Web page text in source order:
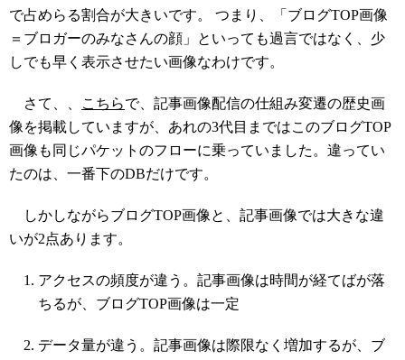
で占めらる割合が大きいです。 つまり、「ブログTOP画像
＝ブロガーのみなさんの顔」といっても過言ではなく、少
しでも早く表示させたい画像なわけです。
さて、、 こちらで、記事画像配信の仕組み変遷の歴史画
像を掲載していますが、あれの3代目まではこのブログTOP
画像も同じパケットのフローに乗っていました。違ってい
たのは、一番下のDBだけです。
しかしながらブログTOP画像と、記事画像では大きな違
いが2点あります。
アクセスの頻度が違う。記事画像は時間が経てばが落
ちるが、ブログTOP画像は一定
データ量が違う。記事画像は際限なく増加するが、ブ